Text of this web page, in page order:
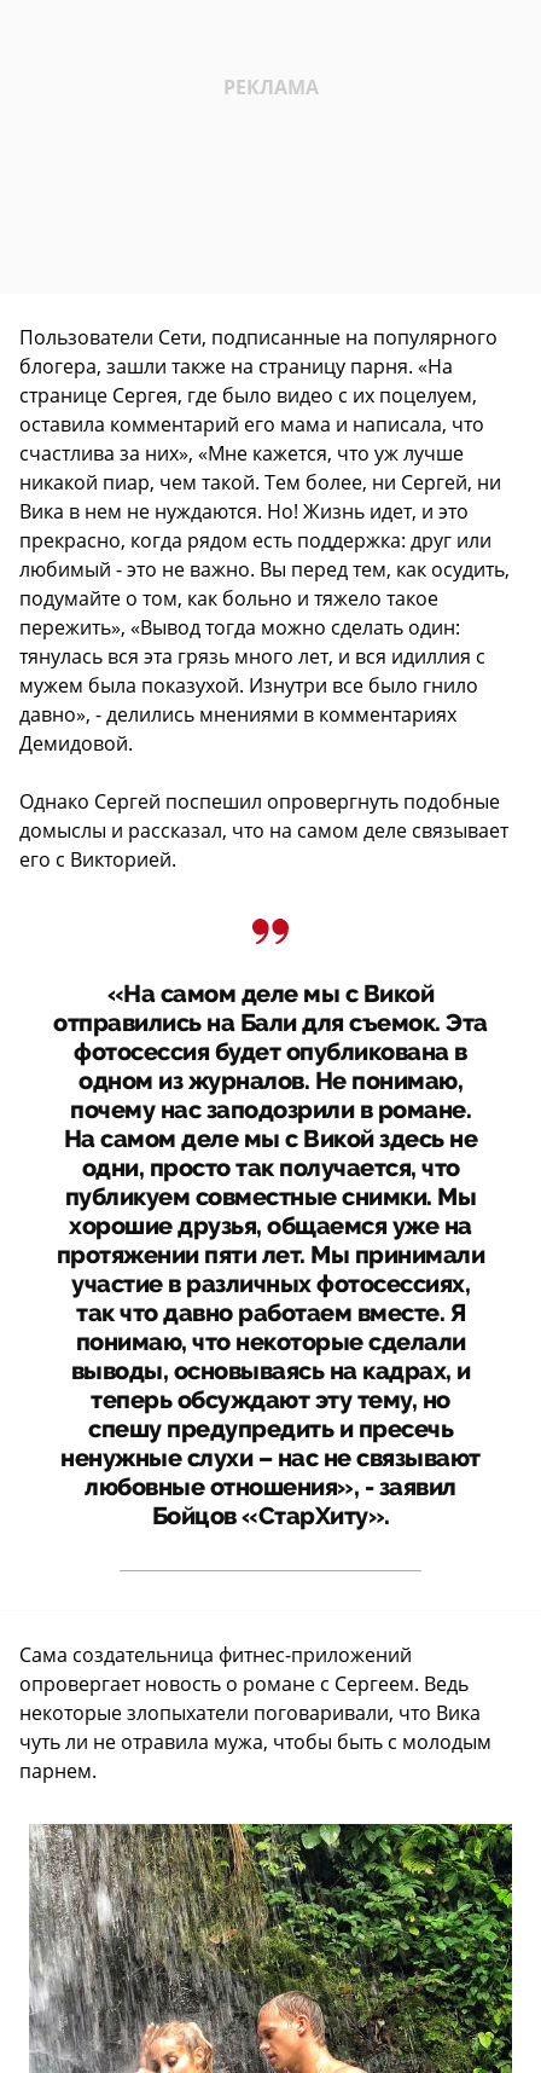
Пользователи Сети, подписанные на популярного
блогера, зашли также на страницу парня. «На
странице Сергея, где было видео с их поцелуем,
оставила комментарий его мама и написала, что
счастлива за них», «Мне кажется, что уж лучше
никакой пиар, чем такой. Тем более, ни Сергей, ни
Вика в нем не нуждаются. Но! Жизнь идет, и это
прекрасно, когда рядом есть поддержка: друг или
любимый - это не важно. Вы перед тем, как осудить,
подумайте о том, как больно и тяжело такое
пережить», «Вывод тогда можно сделать один:
тянулась вся эта грязь много лет, и вся идиллия с
мужем была показухой. Изнутри все было гнило
давно», - делились мнениями в комментариях
Демидовой.
Однако Сергей поспешил опровергнуть подобные
домыслы и рассказал, что на самом деле связывает
его с Викторией.
«На самом деле мы с Викой
отправились на Бали для съемок. Эта
фотосессия будет опубликована в
одном из журналов. Не понимаю,
почему нас заподозрили в романе.
На самом деле мы с Викой здесь не
одни, просто так получается, что
публикуем совместные снимки. Мы
хорошие друзья, общаемся уже на
протяжении пяти лет. Мы принимали
участие в различных фотосессиях,
так что давно работаем вместе. Я
понимаю, что некоторые сделали
выводы, основываясь на кадрах, и
теперь обсуждают эту тему, но
спешу предупредить и пресечь
ненужные слухи – нас не связывают
любовные отношения», - заявил
Бойцов «СтарХиту».
Сама создательница фитнес-приложений
опровергает новость о романе с Сергеем. Ведь
некоторые злопыхатели поговаривали, что Вика
чуть ли не отравила мужа, чтобы быть с молодым
парнем.